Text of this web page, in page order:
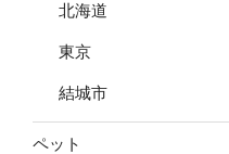
北海道
東京
結城市
ペット